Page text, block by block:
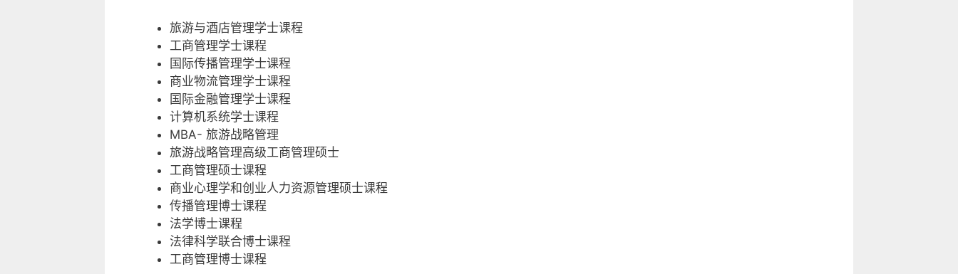
旅游与酒店管理学士课程
工商管理学士课程
国际传播管理学士课程
商业物流管理学士课程
国际金融管理学士课程
计算机系统学士课程
MBA- 旅游战略管理
旅游战略管理高级工商管理硕士
工商管理硕士课程
商业心理学和创业人力资源管理硕士课程
传播管理博士课程
法学博士课程
法律科学联合博士课程
工商管理博士课程